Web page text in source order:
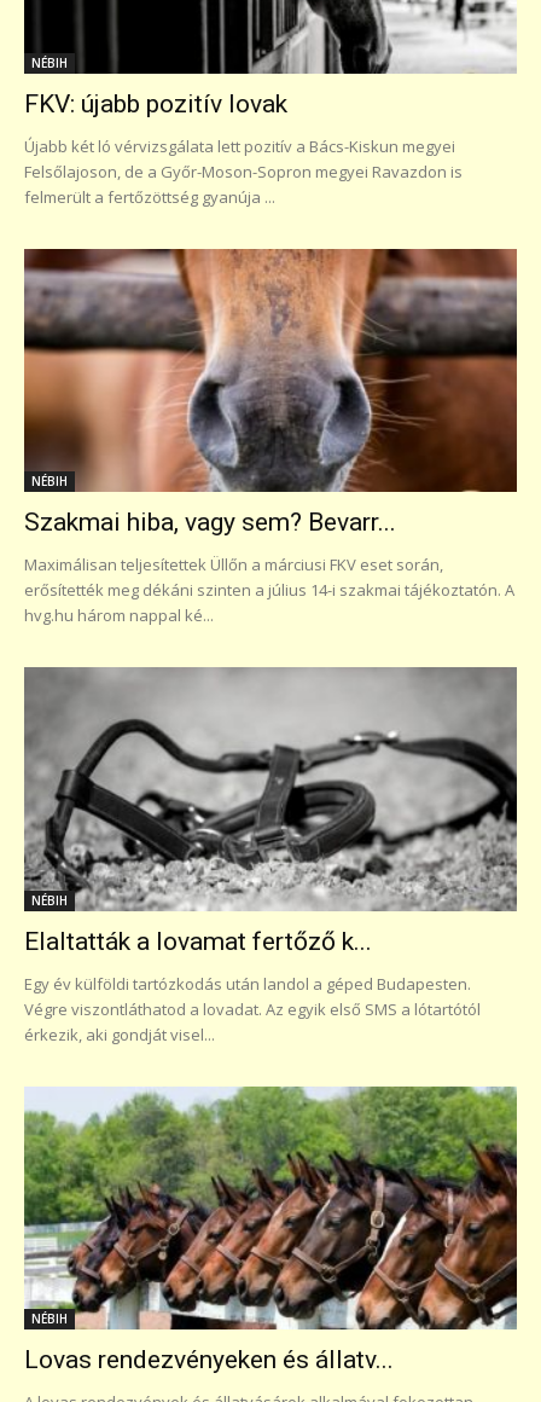
NÉBIH
FKV: újabb pozitív lovak
Újabb két ló vérvizsgálata lett pozitív a Bács-Kiskun megyei
Felsőlajoson, de a Győr-Moson-Sopron megyei Ravazdon is
felmerült a fertőzöttség gyanúja ...
NÉBIH
Szakmai hiba, vagy sem? Bevarr...
Maximálisan teljesítettek Üllőn a márciusi FKV eset során,
erősítették meg dékáni szinten a július 14-i szakmai tájékoztatón. A
hvg.hu három nappal ké...
NÉBIH
Elaltatták a lovamat fertőző k...
Egy év külföldi tartózkodás után landol a géped Budapesten.
Végre viszontláthatod a lovadat. Az egyik első SMS a lótartótól
érkezik, aki gondját visel...
NÉBIH
Lovas rendezvényeken és állatv...